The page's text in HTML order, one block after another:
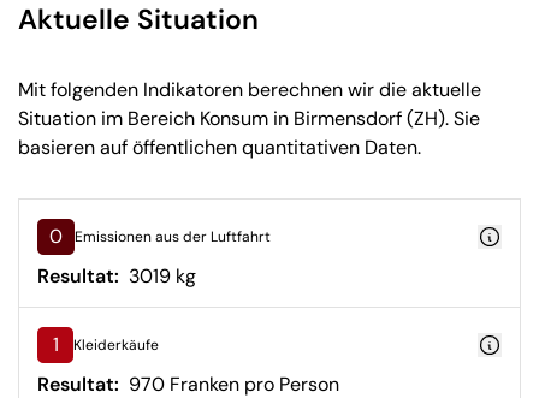
Aktuelle Situation
Mit folgenden Indikatoren berechnen wir die aktuelle
Situation im Bereich Konsum in Birmensdorf (ZH). Sie
basieren auf öffentlichen quantitativen Daten.
0 Emissionen aus der Luftfahrt
Resultat: 3019 kg
1 Kleiderkäufe
Resultat: 970 Franken pro Person